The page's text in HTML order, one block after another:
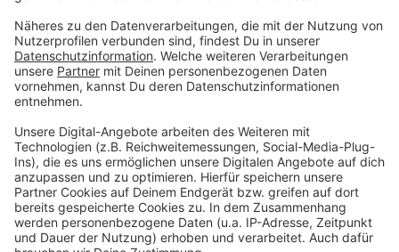
Ortsdurchfahrt in Dierath stundenlang gesperrt. Die
Brandursache ist noch unklar.
Anzeige
Anzeige